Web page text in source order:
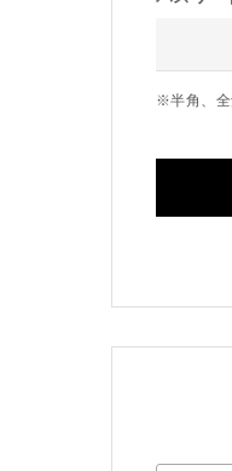
※半角、全